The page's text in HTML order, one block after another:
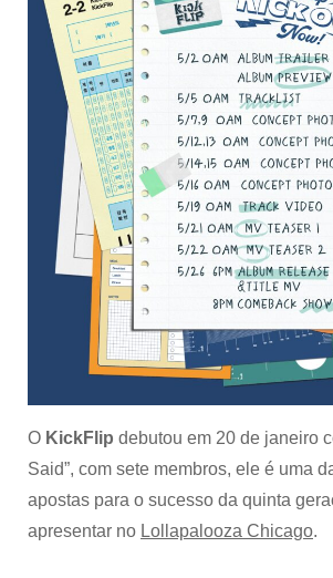
O KickFlip debutou em 20 de janeiro
Said”, com sete membros, ele é uma
apostas para o sucesso da quinta
apresentar no Lollapalooza Chicago.